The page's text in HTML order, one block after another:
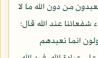
من دون الله ما لا
عند الله قال:
انما نعبدهم